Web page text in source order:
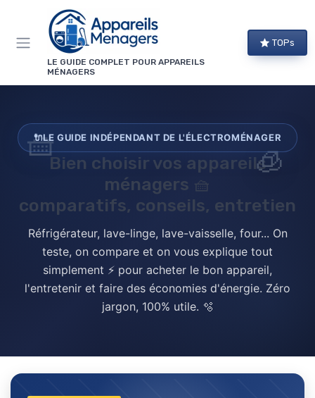
LE GUIDE COMPLET POUR APPAREILS
MÉNAGERS
TOPs
🧺 🧊
🔌LE GUIDE INDÉPENDANT DE L'ÉLECTROMÉNAGER
Bien choisir vos appareils
ménagers 🧺
comparatifs, conseils, entretien
Réfrigérateur, lave-linge, lave-vaisselle, four... On
teste, on compare et on vous explique tout
simplement ⚡ pour acheter le bon appareil,
l'entretenir et faire des économies d'énergie. Zéro
jargon, 100% utile. 🫧
Panneau de gestion des cookies